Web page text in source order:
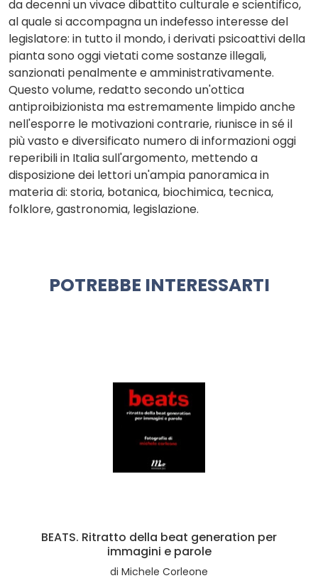
da decenni un vivace dibattito culturale e scientifico,
al quale si accompagna un indefesso interesse del
legislatore: in tutto il mondo, i derivati psicoattivi della
pianta sono oggi vietati come sostanze illegali,
sanzionati penalmente e amministrativamente.
Questo volume, redatto secondo un'ottica
antiproibizionista ma estremamente limpido anche
nell'esporre le motivazioni contrarie, riunisce in sé il
più vasto e diversificato numero di informazioni oggi
reperibili in Italia sull'argomento, mettendo a
disposizione dei lettori un'ampia panoramica in
materia di: storia, botanica, biochimica, tecnica,
folklore, gastronomia, legislazione.
POTREBBE INTERESSARTI
BEATS. Ritratto della beat generation per
immagini e parole
di Michele Corleone